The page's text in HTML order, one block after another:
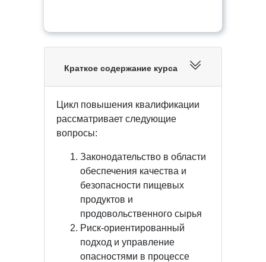
Краткое содержание курса
Цикл повышения квалификации
рассматривает следующие
вопросы:
Законодательство в области
обеспечения качества и
безопасности пищевых
продуктов и
продовольственного сырья
Риск-ориентированный
подход и управление
опасностями в процессе